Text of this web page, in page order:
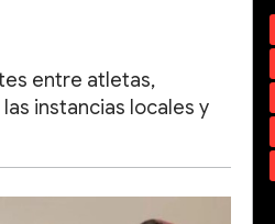
entre atletas,
instancias locales y